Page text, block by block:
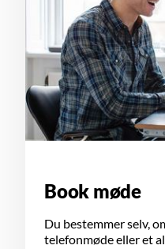
Book møde
Du bestemmer selv,
telefonmøde eller et